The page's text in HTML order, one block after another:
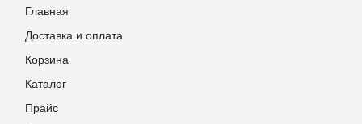
Главная
Доставка и оплата
Корзина
Каталог
Прайс